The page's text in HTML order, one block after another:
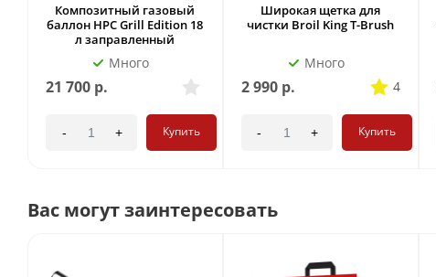
Композитный газовый
баллон HPC Grill Edition 18
л заправленный
Много
21 700 р.
- + Купить
Широкая щетка для
чистки Broil King T-Brush
Много
2 990р. 4
- + Купить
Вас могут заинтересовать